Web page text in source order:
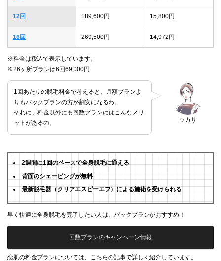
12回 189,600円 15,800円
18回 269,500円 14,972円
※料金は税込で表示しています。
※26ヶ所プランは6回69,000円
ツカサ
1回あたりの脱毛料金で考えると、月額プランよ
りもパックプランの方が割安になるわ。
それに、料金以外にも回数プランにはこんなメリ
ットがあるの。
2週間に1回のペースで全身脱毛に通える
背面のシェービングが無料
最新脱毛器（クリアエスピーエフ）による施術を受けられる
早く快適に全身脱毛を完了したい人は、パックプランがおすすめ！
回数プランのキャンペーン情報
恋肌の料金プランについては、こちらの記事で詳しく紹介しています。